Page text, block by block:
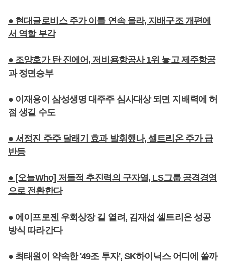
● 현대글로비스 주가 이틀 연속 올라, 지배구조 개편에
서 역할 부각
● 조양호가 탄 진에어, 저비용항공사 1위 놓고 제주항공
과 정면승부
● 이재용이 삼성생명 대주주 심사대상 되면 지배력에 허
점 생길 수도
● 서정진 주주 달래기 효과 발휘했나, 셀트리온 주가 급
반등
● [오늘Who] 저돌적 추진력의 구자열, LS그룹 공격경영
으로 전환한다
● 에이프로젠 우회상장 길 열려, 김재섭 셀트리온 성공
방식 따라간다
● 최태원이 약속한 '49조 투자', SK하이닉스 어디에 쓸까